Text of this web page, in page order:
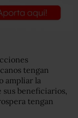
tengan
ampliar la
beneficiarios,
tengan